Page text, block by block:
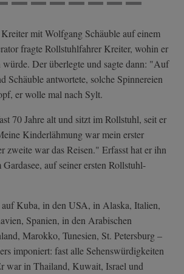
mit Wolfgang Schäuble auf einem
fragte Rollstuhlfahrer Kreiter, wohin er
würde. Der überlegte und sagte dann: "Auf
Schäuble antwortete, solche Spinnereien
er wolle mal nach Sylt.
70 Jahre alt und sitzt im Rollstuhl, seit er
Kinderlähmung war mein erster
zweite war das Reisen." Erfasst hat er ihn
auf seiner ersten Rollstuhl-
Kuba, in den USA, in Alaska, Italien,
Spanien, in den Arabischen
Marokko, Tunesien, St. Petersburg –
imponiert: fast alle Sehenswürdigkeiten
war in Thailand, Kuwait, Israel und